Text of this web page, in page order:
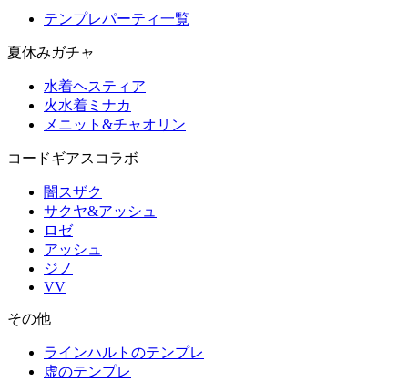
テンプレパーティ一覧
夏休みガチャ
水着ヘスティア
火水着ミナカ
メニット&チャオリン
コードギアスコラボ
闇スザク
サクヤ&アッシュ
ロゼ
アッシュ
ジノ
VV
その他
ラインハルトのテンプレ
虚のテンプレ